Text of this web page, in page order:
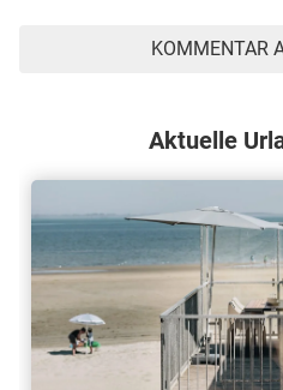
Aktuelle